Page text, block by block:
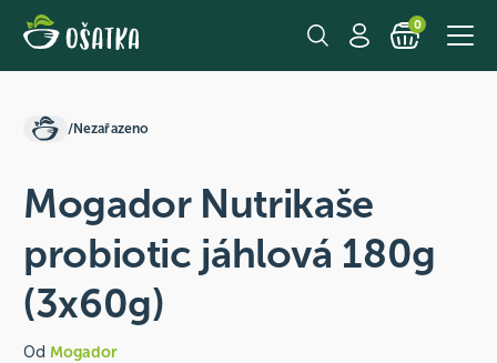
0
/Nezařazeno
Mogador Nutrikaše
probiotic jáhlová 180g
(3x60g)
Od Mogador